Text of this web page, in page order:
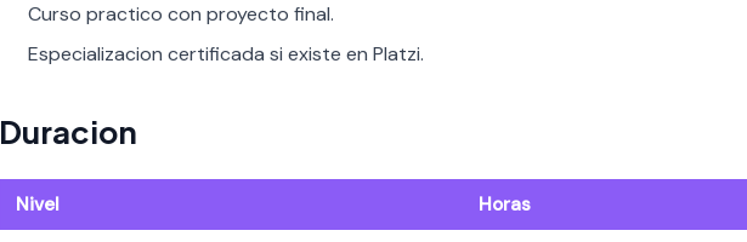
Curso practico con proyecto final.
Especializacion certificada si existe en Platzi.
Duracion
Nivel Horas